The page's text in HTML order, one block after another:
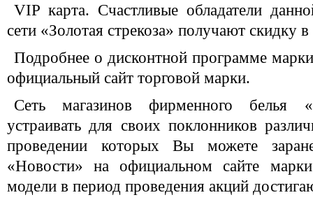
VIP карта. Счастливые обладатели
сети «Золотая стрекоза» получают скидку
Подробнее о дисконтной программе
официальный сайт торговой марки.
Сеть магазинов фирменного белья
устраивать для своих поклонников
проведении которых Вы можете
«Новости» на официальном сайте
модели в период проведения акций